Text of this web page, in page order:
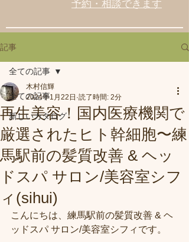
予約・相談できます
記事
全ての記事
新しいカタログ
全ての記事
再生美容！国内医療機関で
厳選されたヒト幹細胞〜練
馬駅前の髪質改善 & ヘッ
ドスパ サロン/美容室シフ
ィ(sihui)
木村信輝
2024年1月22日 読了時間: 2分
こんにちは、練馬駅前の髪質改善 & ヘ
ッドスパ サロン/美容室シフィです。